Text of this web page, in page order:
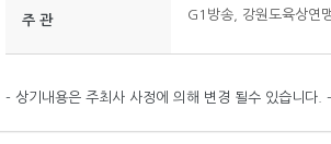
주 관 G1방송, 강원도육상연
- 상기내용은 주최사 사정에 의해 변경 될수 있습니다. -